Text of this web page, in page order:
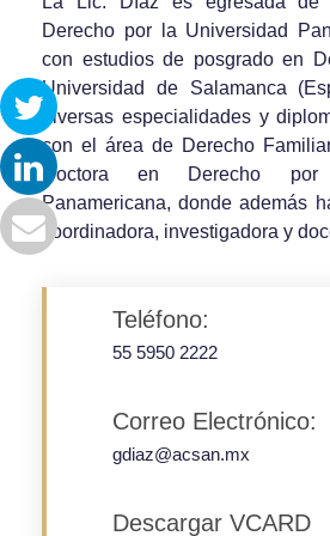
Derecho por la Universidad
con estudios de posgrado en
Universidad de Salamanca
diversas especialidades y
con el área de Derecho
Doctora en Derecho por
Panamericana, donde además
coordinadora, investigadora y
Teléfono:
55 5950 2222
Correo Electrónico:
gdiaz@acsan.mx
Descargar VCARD